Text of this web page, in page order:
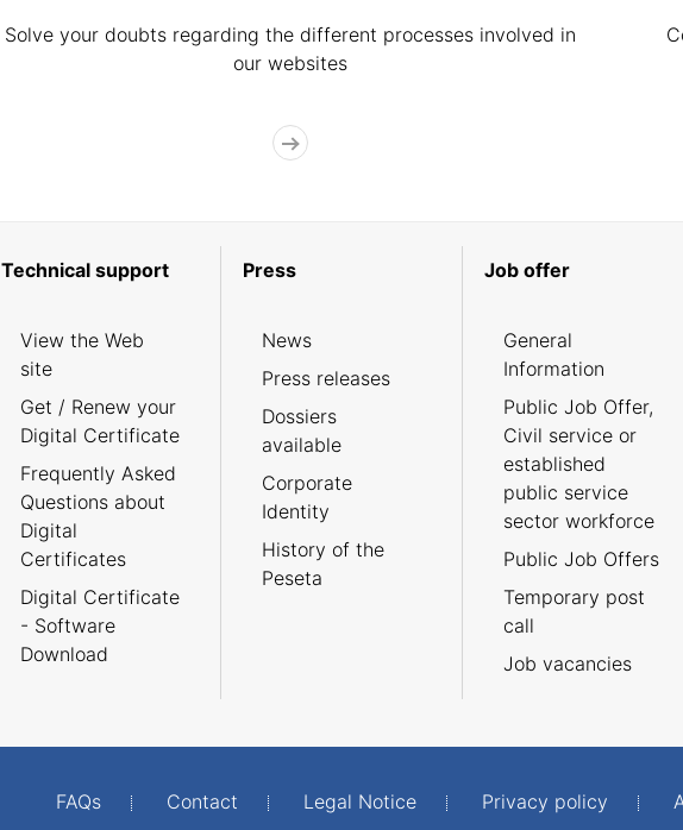
Solve your doubts regarding the different processes involved in
our websites
Technical support
View the Web
site
Get / Renew your
Digital Certificate
Frequently Asked
Questions about
Digital
Certificates
Digital Certificate
- Software
Download
Press
News
Press releases
Dossiers
available
Corporate
Identity
History of the
Peseta
Job offer
General
Information
Public Job Offer,
Civil service or
established
public service
sector workforce
Public Job Offers
Temporary post
call
Job vacancies
FAQs Contact Legal Notice Privacy policy